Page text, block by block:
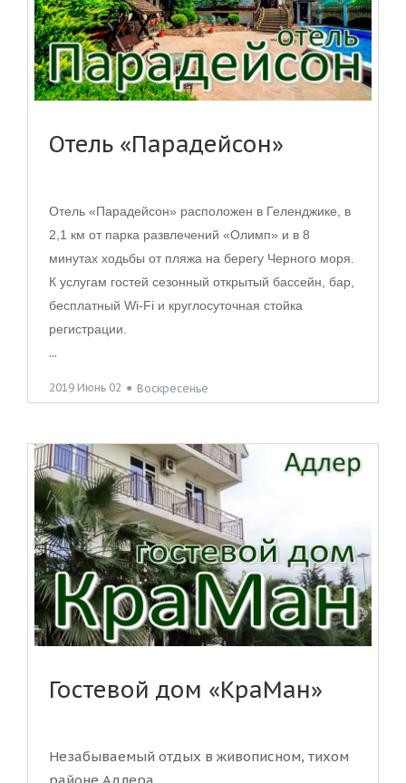
Отель «Парадейсон»
Отель «Парадейсон» расположен в Геленджике, в
2,1 км от парка развлечений «Олимп» и в 8
минутах ходьбы от пляжа на берегу Черного моря.
К услугам гостей сезонный открытый бассейн, бар,
бесплатный Wi-Fi и круглосуточная стойка
регистрации.
...
2019 Июнь 02 ● Воскресенье
Гостевой дом «КраМан»
Незабываемый отдых в живописном, тихом